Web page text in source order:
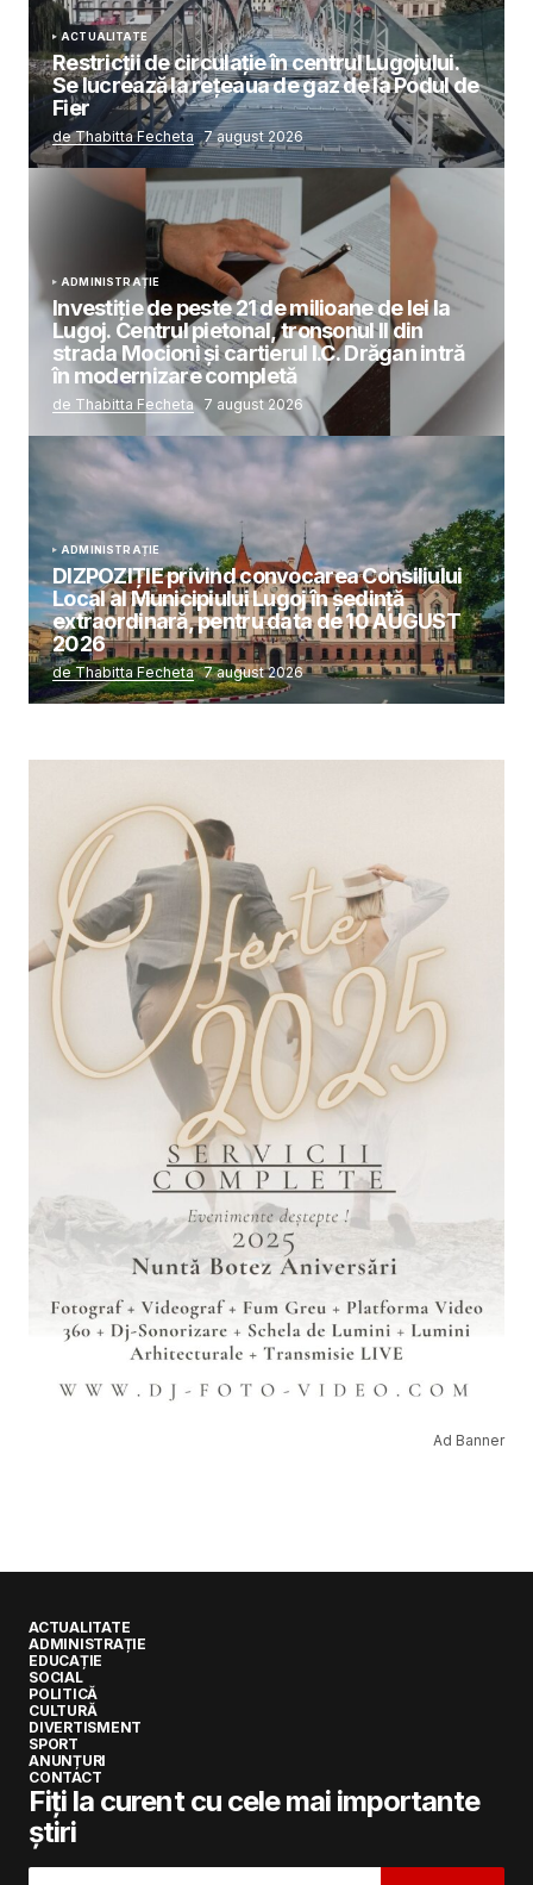
ACTUALITATE
Restricții de circulație în centrul Lugojului.
Se lucrează la rețeaua de gaz de la Podul de
Fier
de Thabitta Fecheta 7 august 2026
ADMINISTRAȚIE
Investiție de peste 21 de milioane de lei la
Lugoj. Centrul pietonal, tronsonul II din
strada Mocioni și cartierul I.C. Drăgan intră
în modernizare completă
de Thabitta Fecheta 7 august 2026
ADMINISTRAȚIE
DIZPOZIȚIE privind convocarea Consiliului
Local al Municipiului Lugoj în şedinţă
extraordinară, pentru data de 10 AUGUST
2026
de Thabitta Fecheta 7 august 2026
Ad Banner
ACTUALITATE
ADMINISTRAȚIE
EDUCAȚIE
SOCIAL
POLITICĂ
CULTURĂ
DIVERTISMENT
SPORT
ANUNȚURI
CONTACT
Fiți la curent cu cele mai importante
știri